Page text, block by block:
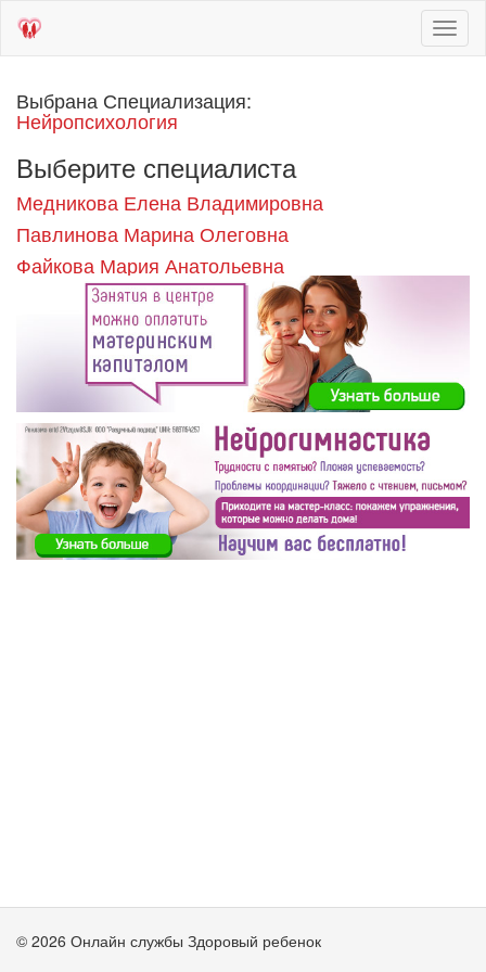
Выбрана Специализация:
Нейропсихология
Выберите специалиста
Медникова Елена Владимировна
Павлинова Марина Олеговна
Файкова Мария Анатольевна
© 2026 Онлайн службы Здоровый ребенок